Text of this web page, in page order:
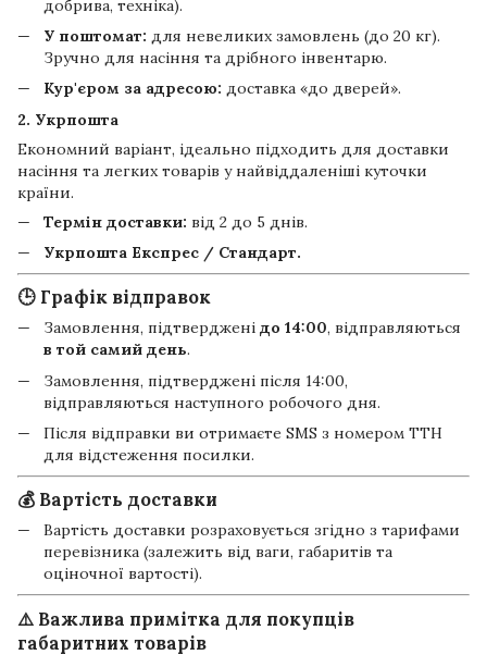
добрива, техніка).
У поштомат: для невеликих замовлень (до 20 кг).
Зручно для насіння та дрібного інвентарю.
Кур'єром за адресою: доставка «до дверей».
2. Укрпошта
Економний варіант, ідеально підходить для доставки
насіння та легких товарів у найвіддаленіші куточки
країни.
Термін доставки: від 2 до 5 днів.
Укрпошта Експрес / Стандарт.
🕒 Графік відправок
Замовлення, підтверджені до 14:00, відправляються
в той самий день.
Замовлення, підтверджені після 14:00,
відправляються наступного робочого дня.
Після відправки ви отримаєте SMS з номером ТТН
для відстеження посилки.
💰 Вартість доставки
Вартість доставки розраховується згідно з тарифами
перевізника (залежить від ваги, габаритів та
оціночної вартості).
⚠️ Важлива примітка для покупців
габаритних товарів